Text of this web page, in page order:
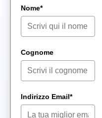
Nome*
Cognome
Indirizzo Email*